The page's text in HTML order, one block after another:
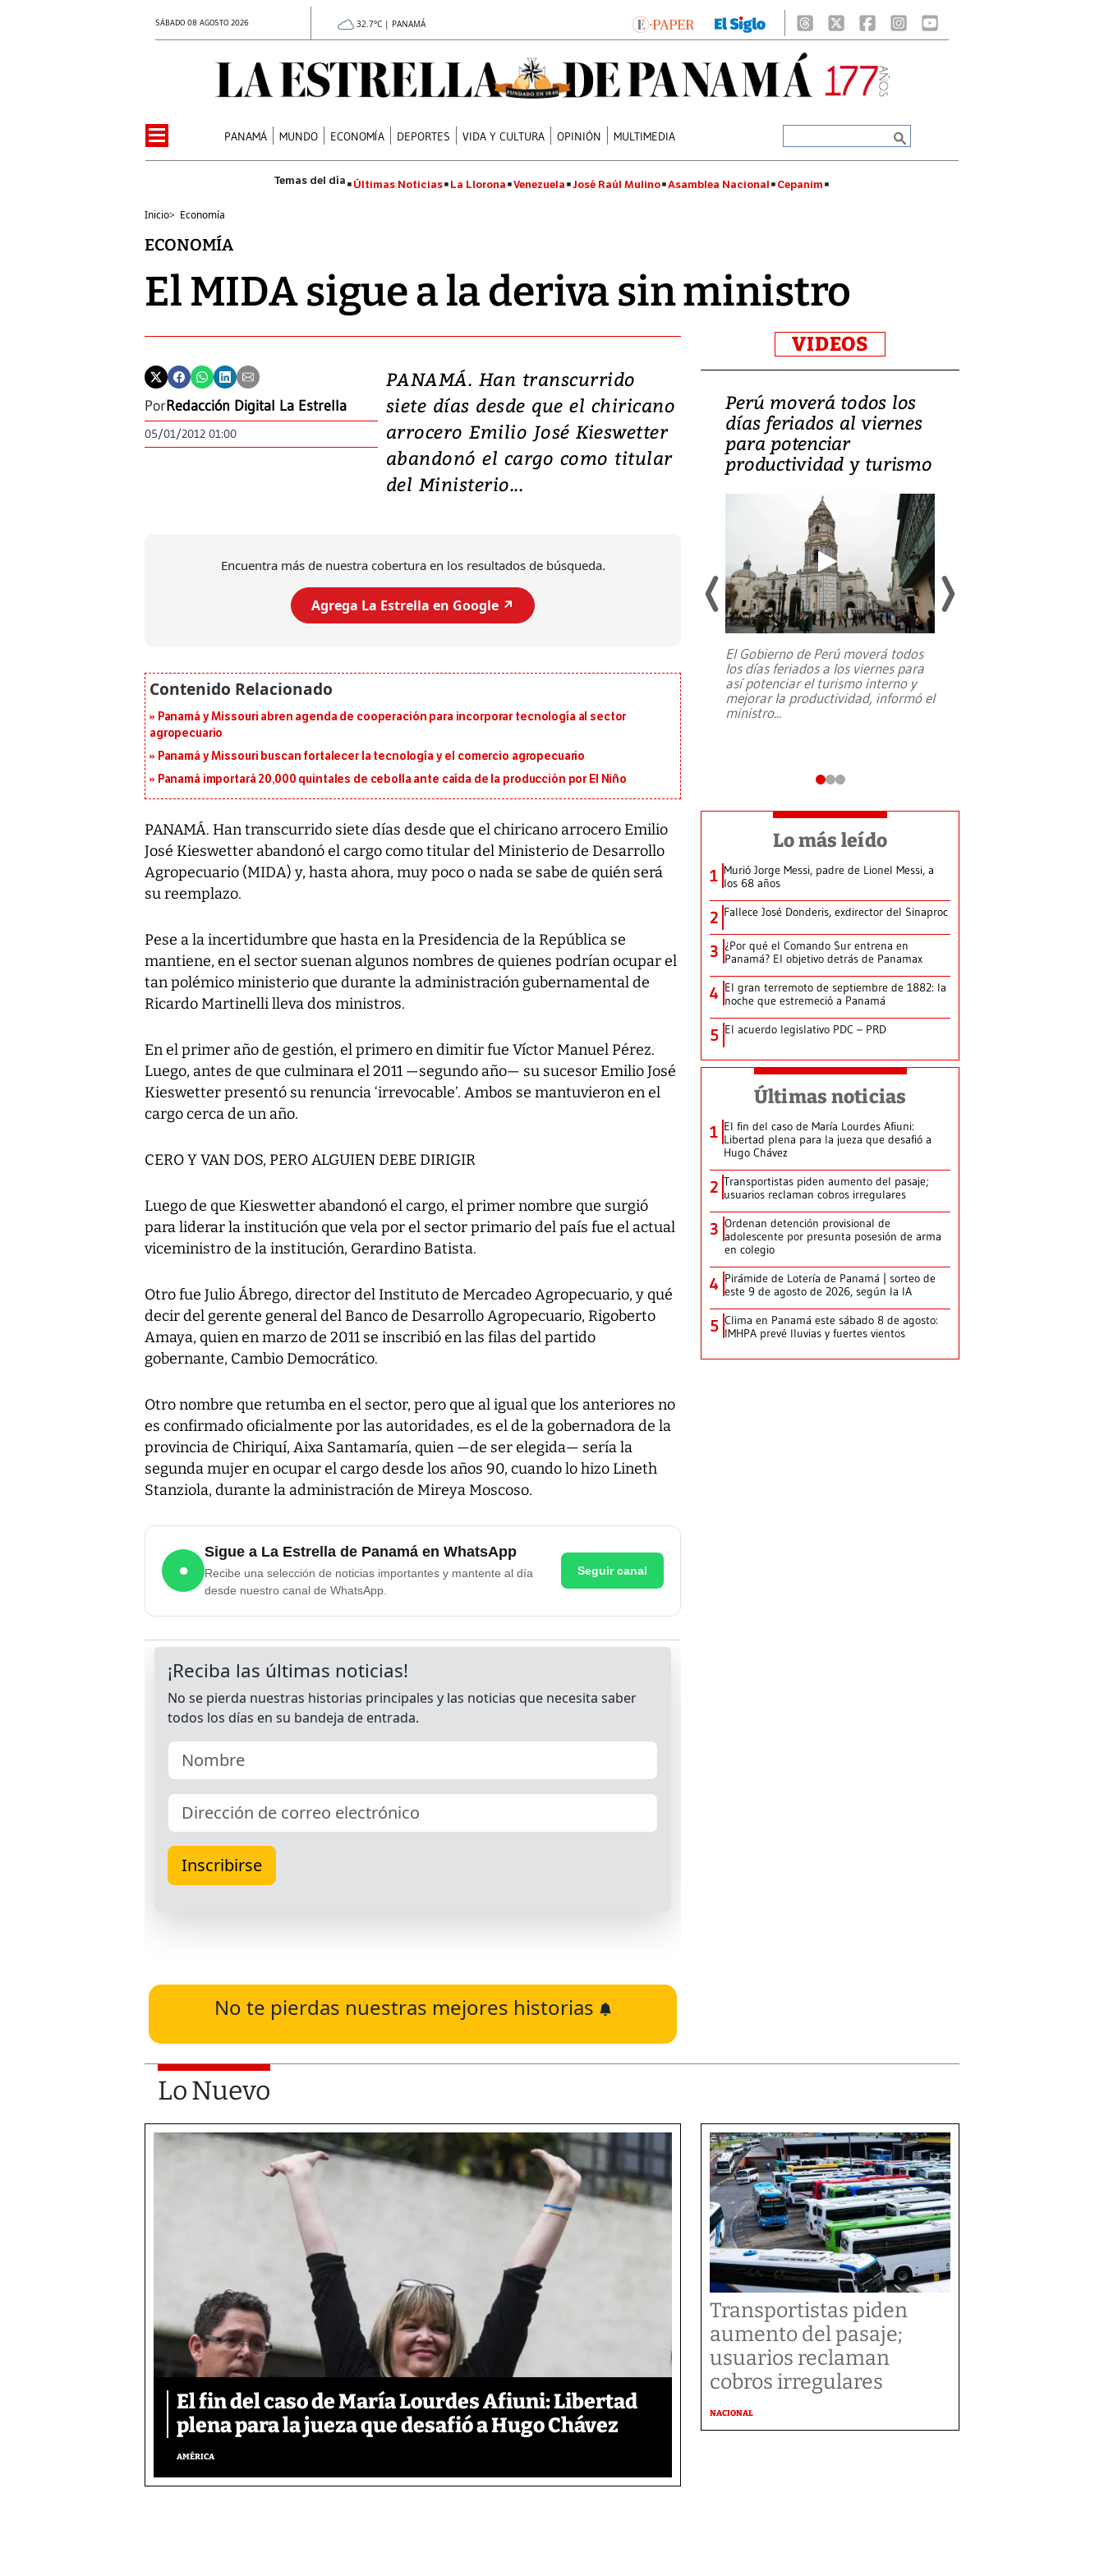
SÁBADO 08 AGOSTO 2026 32.7°C | PANAMÁ
PANAMÁ MUNDO ECONOMÍA DEPORTES VIDA Y CULTURA OPINIÓN MULTIMEDIA
Últimas Noticias La Llorona Venezuela José Raúl Mulino Asamblea Nacional Cepanim
Inicio> Economía
ECONOMÍA
El MIDA sigue a la deriva sin ministro
PorRedacción Digital La Estrella
05/01/2012 01:00
PANAMÁ. Han transcurrido
siete días desde que el chiricano
arrocero Emilio José Kieswetter
abandonó el cargo como titular
del Ministerio...
Encuentra más de nuestra cobertura en los resultados de búsqueda.
Agrega La Estrella en Google ↗️
Panamá y Missouri abren agenda de cooperación para incorporar tecnología al sector
agropecuario
Panamá y Missouri buscan fortalecer la tecnología y el comercio agropecuario
Panamá importará 20,000 quintales de cebolla ante caída de la producción por El Niño
PANAMÁ. Han transcurrido siete días desde que el chiricano arrocero Emilio
José Kieswetter abandonó el cargo como titular del Ministerio de Desarrollo
Agropecuario (MIDA) y, hasta ahora, muy poco o nada se sabe de quién será
su reemplazo.
Pese a la incertidumbre que hasta en la Presidencia de la República se
mantiene, en el sector suenan algunos nombres de quienes podrían ocupar el
tan polémico ministerio que durante la administración gubernamental de
Ricardo Martinelli lleva dos ministros.
En el primer año de gestión, el primero en dimitir fue Víctor Manuel Pérez.
Luego, antes de que culminara el 2011 —segundo año— su sucesor Emilio José
Kieswetter presentó su renuncia ‘irrevocable’. Ambos se mantuvieron en el
cargo cerca de un año.
CERO Y VAN DOS, PERO ALGUIEN DEBE DIRIGIR
Luego de que Kieswetter abandonó el cargo, el primer nombre que surgió
para liderar la institución que vela por el sector primario del país fue el actual
viceministro de la institución, Gerardino Batista.
Otro fue Julio Ábrego, director del Instituto de Mercadeo Agropecuario, y qué
decir del gerente general del Banco de Desarrollo Agropecuario, Rigoberto
Amaya, quien en marzo de 2011 se inscribió en las filas del partido
gobernante, Cambio Democrático.
Otro nombre que retumba en el sector, pero que al igual que los anteriores no
es confirmado oficialmente por las autoridades, es el de la gobernadora de la
provincia de Chiriquí, Aixa Santamaría, quien —de ser elegida— sería la
segunda mujer en ocupar el cargo desde los años 90, cuando lo hizo Lineth
Stanziola, durante la administración de Mireya Moscoso.
●
Sigue a La Estrella de Panamá en WhatsApp
Recibe una selección de noticias importantes y mantente al día
desde nuestro canal de WhatsApp.
Seguir canal
No te pierdas nuestras mejores historias
VIDEOS
Video: Lula lanza su
candidatura con
promesas de inversión
en defensa, educación y
tierras raras
Entre recuerdos y escuetas
da Silva, oficializó este domingo su
Perú moverá todos los
días feriados al viernes
para potenciar
productividad y turismo
El Gobierno de Perú moverá todos
los días feriados a los viernes para
así potenciar el turismo interno y
mejorar la productividad, informó el
ministro...
Lo más leído
1 Murió Jorge Messi, padre de Lionel Messi, a
los 68 años
2 Fallece José Donderis, exdirector del Sinaproc
3 ¿Por qué el Comando Sur entrena en
Panamá? El objetivo detrás de Panamax
4 El gran terremoto de septiembre de 1882: la
noche que estremeció a Panamá
5 El acuerdo legislativo PDC – PRD
Últimas noticias
1 El fin del caso de María Lourdes Afiuni:
Libertad plena para la jueza que desafió a
Hugo Chávez
2 Transportistas piden aumento del pasaje;
usuarios reclaman cobros irregulares
3 Ordenan detención provisional de
adolescente por presunta posesión de arma
en colegio
4 Pirámide de Lotería de Panamá | sorteo de
este 9 de agosto de 2026, según la IA
5 Clima en Panamá este sábado 8 de agosto:
IMHPA prevé lluvias y fuertes vientos
Lo Nuevo
El fin del caso de María Lourdes Afiuni: Libertad
plena para la jueza que desafió a Hugo Chávez
AMÉRICA
Transportistas piden
aumento del pasaje;
usuarios reclaman
cobros irregulares
NACIONAL